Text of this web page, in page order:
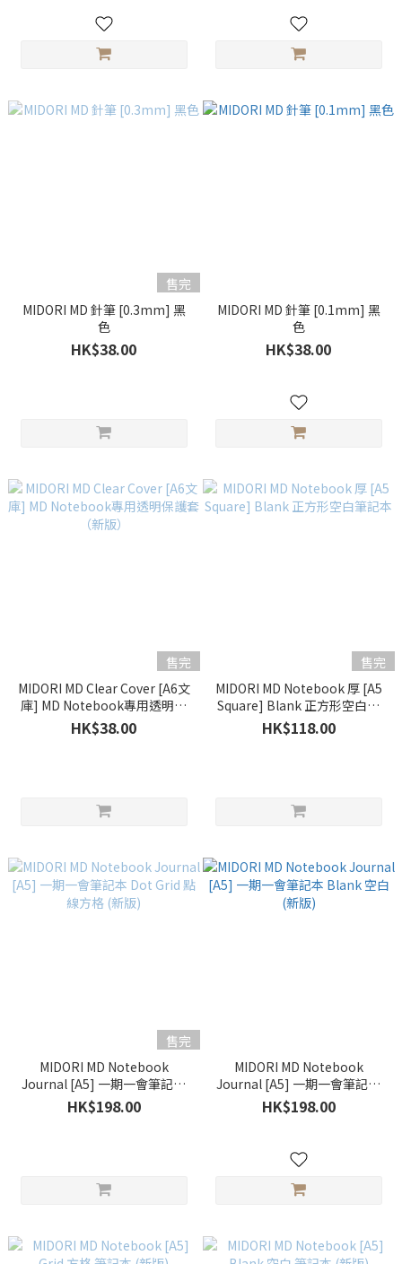
售完
MIDORI MD 針筆 [0.3mm] 黑
色
HK$38.00
MIDORI MD 針筆 [0.1mm] 黑
色
HK$38.00
售完
MIDORI MD Clear Cover [A6文
庫] MD Notebook專用透明保
護套（新版）
HK$38.00
售完
MIDORI MD Notebook 厚 [A5
Square] Blank 正方形空白筆
記本
HK$118.00
售完
MIDORI MD Notebook
Journal [A5] 一期一會筆記本
Dot Grid 點線方格 (新版)
HK$198.00
MIDORI MD Notebook
Journal [A5] 一期一會筆記本
Blank 空白 (新版)
HK$198.00